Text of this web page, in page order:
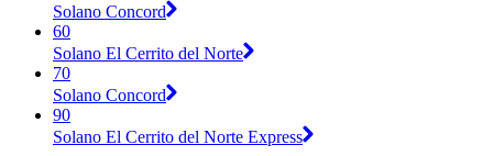
Solano Concord
60
Solano El Cerrito del Norte
70
Solano Concord
90
Solano El Cerrito del Norte Express